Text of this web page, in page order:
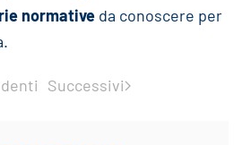
normative da conoscere per
Successivi